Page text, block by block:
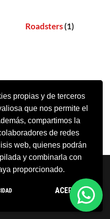
propias y de terceros
que nos permite el
compartimos la
de redes
web, quienes podrán
y combinarla con
proporcionado.
ACEPTO
Roadsters(1)
a WordPress
Generales